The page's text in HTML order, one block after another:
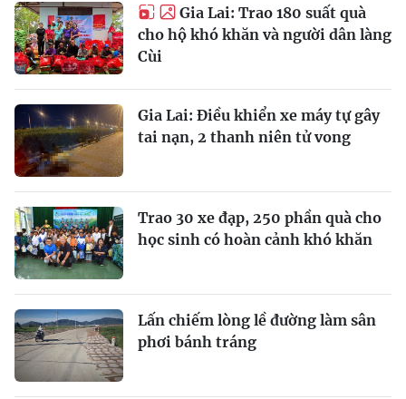
Gia Lai: Trao 180 suất quà
cho hộ khó khăn và người dân làng
Cùi
Gia Lai: Điều khiển xe máy tự gây
tai nạn, 2 thanh niên tử vong
Trao 30 xe đạp, 250 phần quà cho
học sinh có hoàn cảnh khó khăn
Lấn chiếm lòng lề đường làm sân
phơi bánh tráng